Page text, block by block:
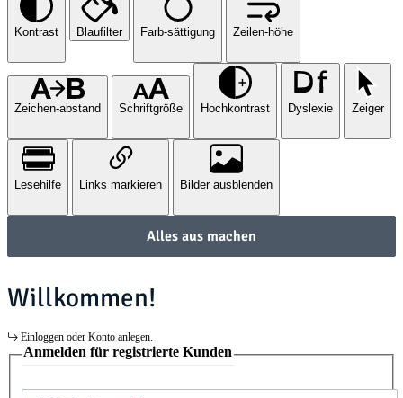
Kontrast Blaufilter Farb-sättigung Zeilen-höhe
Zeichen-abstand Schriftgröße Hochkontrast Dyslexie Zeiger
Lesehilfe Links markieren Bilder ausblenden
Alles aus machen
Willkommen!
Einloggen oder Konto anlegen.
Anmelden für registrierte Kunden